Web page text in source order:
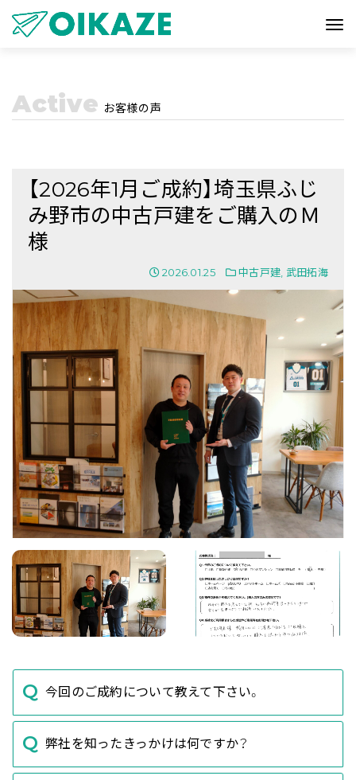
Active お客様の声
【2026年1月ご成約】埼玉県ふじ
み野市の中古戸建をご購入のＭ
様
2026.01.25 中古戸建 武田拓海
今回のご成約について教えて下さい。
弊社を知ったきっかけは何ですか？